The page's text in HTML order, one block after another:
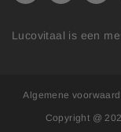
Lucovitaal is een
Copyright @
Algemene